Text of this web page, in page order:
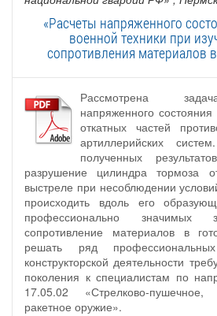
«Расчеты напряженного
военной техники при
сопротивления материалов
Рассмотрена
напряженного
откатных частей
артиллерийских
полученных
разрушение цилиндра тормоза
выстреле при несоблюдении
происходить вдоль его
профессионально значимых
сопротивление материалов в
решать ряд
конструкторской деятельности
поколения к специалистам по
17.05.02 «Стрелково-
ракетное оружие».